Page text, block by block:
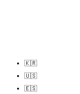
🇰🇷
🇺🇸
🇪🇸